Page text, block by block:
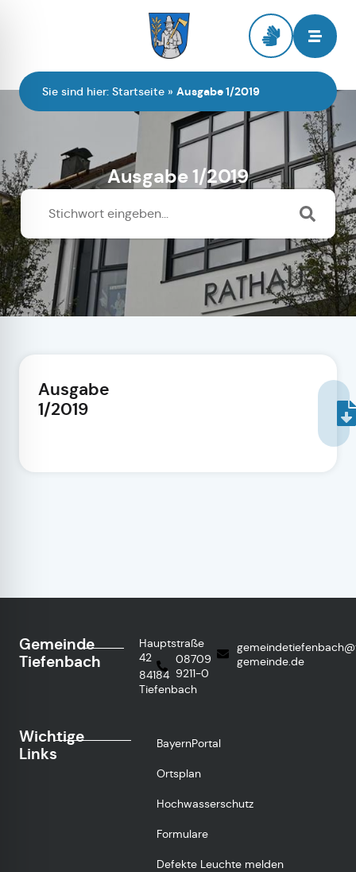
Sie sind hier: Startseite » Ausgabe 1/2019
Ausgabe 1/2019
Ausgabe
1/2019
Gemeinde
Tiefenbach
Hauptstraße
42
84184
Tiefenbach
08709
9211-0
gemeinde.de
Wichtige
Links
BayernPortal
Ortsplan
Hochwasserschutz
Formulare
Defekte Leuchte melden